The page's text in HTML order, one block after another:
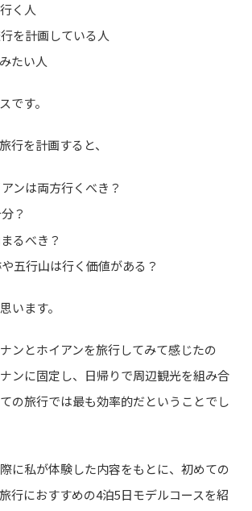
く人
を計画している人
たい人
です。
行を計画すると、
ンは両方行くべき？
？
るべき？
五行山は行く価値がある？
います。
ンとホイアンを旅行してみて感じたの
ンに固定し、日帰りで周辺観光を組み合
の旅行では最も効率的だということでし
に私が体験した内容をもとに、初めての
行におすすめの4泊5日モデルコースを紹